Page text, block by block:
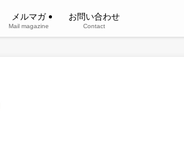
メルマガ
Mail magazine
お問い合わせ
Contact